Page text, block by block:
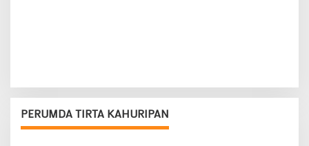
PERUMDA TIRTA KAHURIPAN